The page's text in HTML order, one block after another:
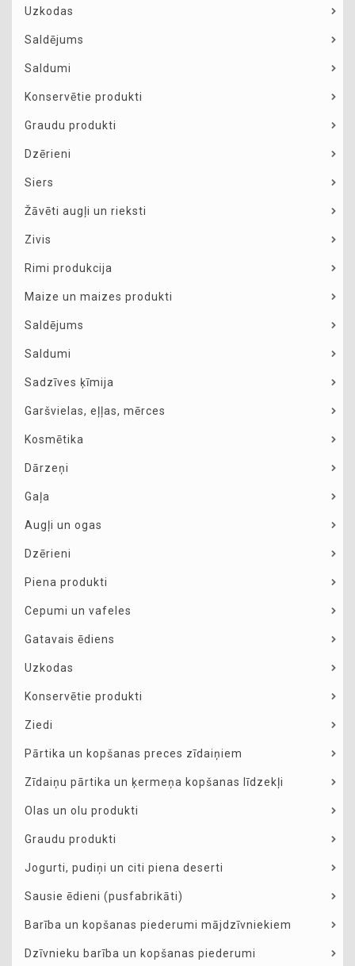
Uzkodas
Saldējums
Saldumi
Konservētie produkti
Graudu produkti
Dzērieni
Siers
Žāvēti augļi un rieksti
Zivis
Rimi produkcija
Maize un maizes produkti
Saldējums
Saldumi
Sadzīves ķīmija
Garšvielas, eļļas, mērces
Kosmētika
Dārzeņi
Gaļa
Augļi un ogas
Dzērieni
Piena produkti
Cepumi un vafeles
Gatavais ēdiens
Uzkodas
Konservētie produkti
Ziedi
Pārtika un kopšanas preces zīdaiņiem
Zīdaiņu pārtika un ķermeņa kopšanas līdzekļi
Olas un olu produkti
Graudu produkti
Jogurti, pudiņi un citi piena deserti
Sausie ēdieni (pusfabrikāti)
Barība un kopšanas piederumi mājdzīvniekiem
Dzīvnieku barība un kopšanas piederumi